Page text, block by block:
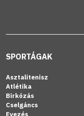
SPORTÁGAK
Asztalitenisz
Atlétika
Birkózás
Cselgáncs